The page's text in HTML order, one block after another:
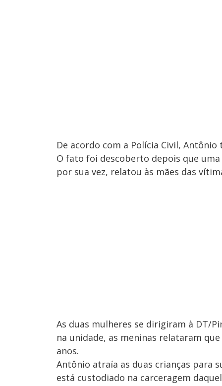
De acordo com a Polícia Civil,
O fato foi descoberto depois que
por sua vez, relatou às mães das
As duas mulheres se dirigiram à DT/
na unidade, as meninas relataram
anos.
Antônio atraía as duas crianças para
está custodiado na carceragem